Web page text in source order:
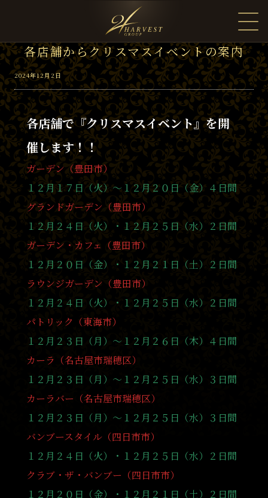
各店舗からクリスマスイベントの案内
2024年12月2日
各店舗で『クリスマスイベント』を開
催します！！
ガーデン（豊田市）
１２月１７日（火）〜１２月２０日（金）４日間
グランドガーデン（豊田市）
１２月２４日（火）・１２月２５日（水）２日間
ガーデン・カフェ（豊田市）
１２月２０日（金）・１２月２１日（土）２日間
ラウンジガーデン（豊田市）
１２月２４日（火）・１２月２５日（水）２日間
パトリック（東海市）
１２月２３日（月）〜１２月２６日（木）４日間
カーラ（名古屋市瑞穂区）
１２月２３日（月）〜１２月２５日（水）３日間
カーラバー（名古屋市瑞穂区）
１２月２３日（月）〜１２月２５日（水）３日間
バンブースタイル（四日市市）
１２月２４日（火）・１２月２５日（水）２日間
クラブ・ザ・バンブー（四日市市）
１２月２０日（金）・１２月２１日（土）２日間